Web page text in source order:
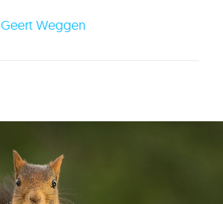
Geert Weggen